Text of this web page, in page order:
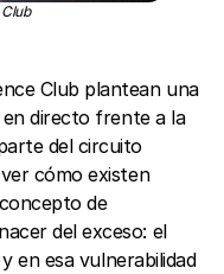
Club plantean una
en directo frente a la
del circuito
cómo existen
de
del exceso: el
en esa vulnerabilidad